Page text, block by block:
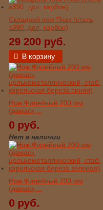
Складной нож Пчак (сталь
s390, дол, карбон)
29 200 руб.
В корзину
Нож Филейный 200 мм
(дамаск,...
0 руб.
Нет в наличии
Нож Филейный 200 мм
(дамаск,...
0 руб.